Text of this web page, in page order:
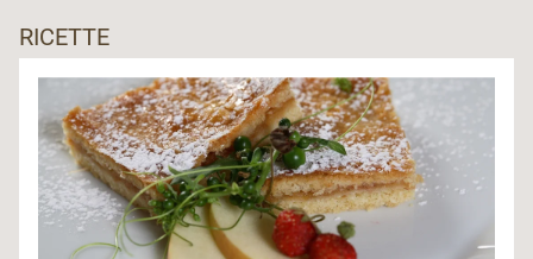
RICETTE